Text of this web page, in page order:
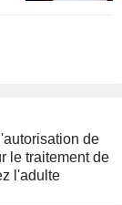
de
le traitement de
l'adulte